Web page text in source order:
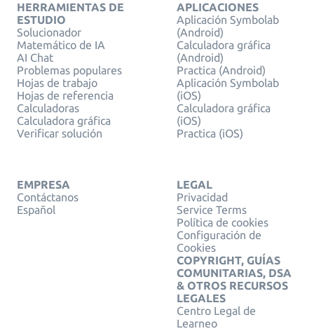
HERRAMIENTAS DE
ESTUDIO
Solucionador
Matemático de IA
AI Chat
Problemas populares
Hojas de trabajo
Hojas de referencia
Calculadoras
Calculadora gráfica
Verificar solución
APLICACIONES
Aplicación Symbolab
(Android)
Calculadora gráfica
(Android)
Practica (Android)
Aplicación Symbolab
(iOS)
Calculadora gráfica
(iOS)
Practica (iOS)
EMPRESA
Contáctanos
Español
LEGAL
Privacidad
Service Terms
Política de cookies
Configuración de
Cookies
COPYRIGHT, GUÍAS
COMUNITARIAS, DSA
& OTROS RECURSOS
LEGALES
Centro Legal de
Learneo